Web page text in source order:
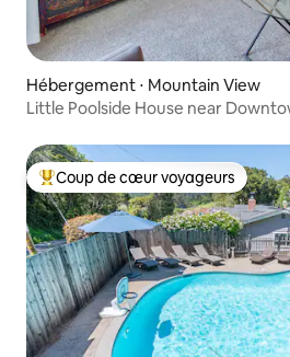
Hébergement ⋅ Mountain View
Little Poolside House near
Coups de cœur voyageurs les plus
Coup de cœur voyageurs